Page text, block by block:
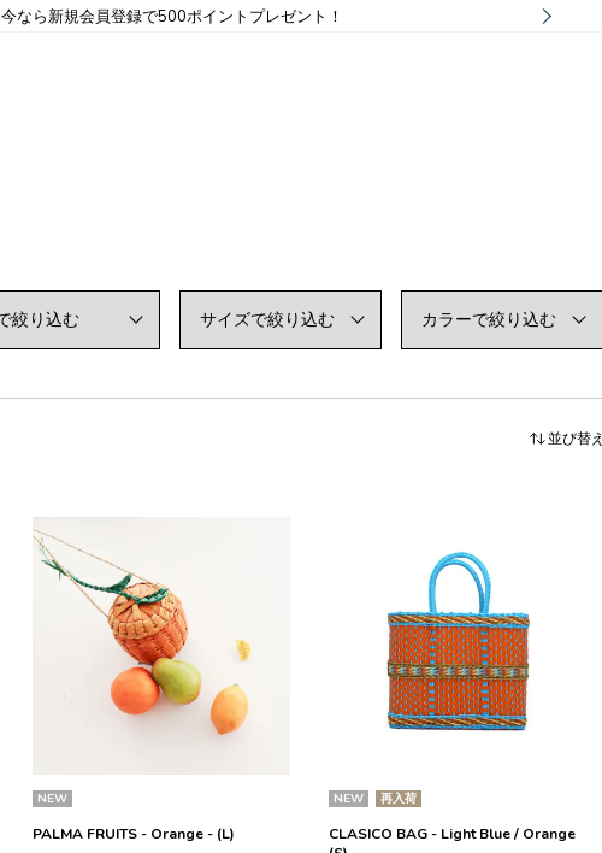
今なら新規会員登録で500ポイントプレゼント！
並び替え
NEW
PALMA FRUITS - Orange - (L)
NEW 再入荷
CLASICO BAG - Light Blue / Orange